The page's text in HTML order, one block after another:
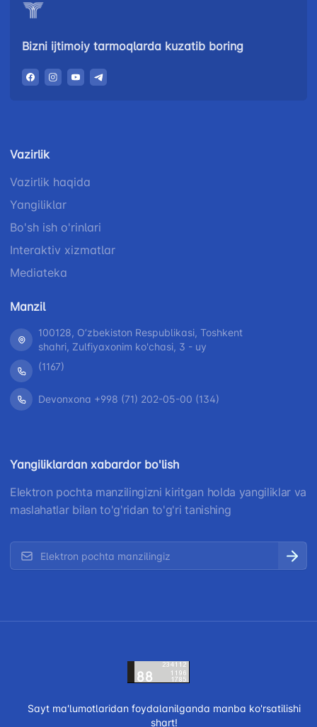
Bizni ijtimoiy tarmoqlarda kuzatib boring
Vazirlik
Vazirlik haqida
Yangiliklar
Bo'sh ish o'rinlari
Interaktiv xizmatlar
Mediateka
Manzil
100128, Oʼzbekiston Respublikasi, Toshkent
shahri, Zulfiyaxonim ko'chasi, 3 - uy
(1167)
Devonxona +998 (71) 202-05-00 (134)
Yangiliklardan xabardor bo'lish
Elektron pochta manzilingizni kiritgan holda yangiliklar va
maslahatlar bilan to'g'ridan to'g'ri tanishing
Sayt ma'lumotlaridan foydalanilganda manba ko'rsatilishi
shart!